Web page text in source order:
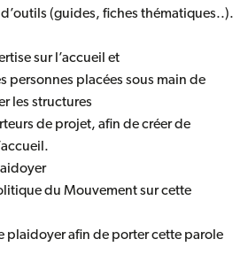
(guides, fiches thématiques..).
sur l’accueil et
personnes placées sous main de
les structures
de projet, afin de créer de
du Mouvement sur cette
plaidoyer afin de porter cette parole